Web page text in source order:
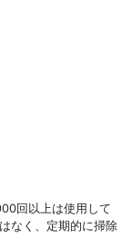
回以上は使用して
なく、定期的に掃除